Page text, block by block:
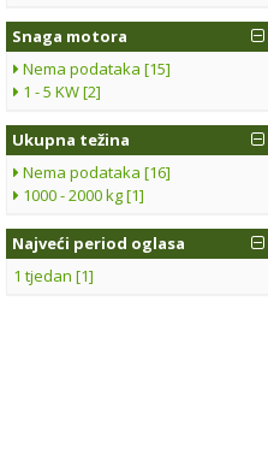
Snaga motora
Nema podataka [15]
1 - 5 KW [2]
Ukupna težina
Nema podataka [16]
1000 - 2000 kg [1]
Najveći period oglasa
1 tjedan [1]